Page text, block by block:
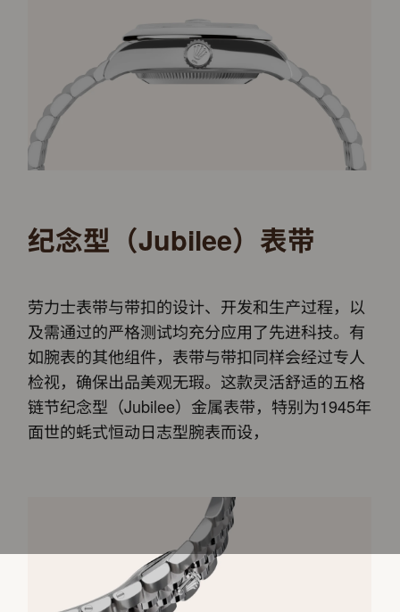
纪念型（Jubilee）表带
劳力士表带与带扣的设计、开发和生产过程，以
及需通过的严格测试均充分应用了先进科技。有
如腕表的其他组件，表带与带扣同样会经过专人
检视，确保出品美观无瑕。这款灵活舒适的五格
链节纪念型（Jubilee）金属表带，特别为1945年
面世的蚝式恒动日志型腕表而设，